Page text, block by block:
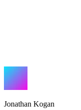
Jonathan Kogan